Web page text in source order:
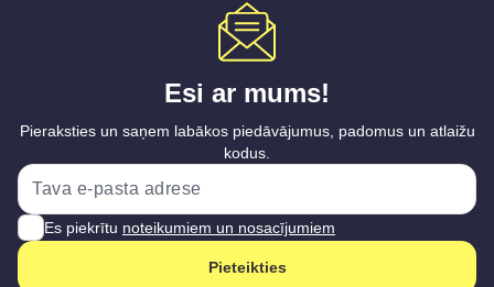
Esi ar mums!
Pieraksties un saņem labākos piedāvājumus, padomus un atlaižu
kodus.
Es piekrītu noteikumiem un nosacījumiem
Pieteikties